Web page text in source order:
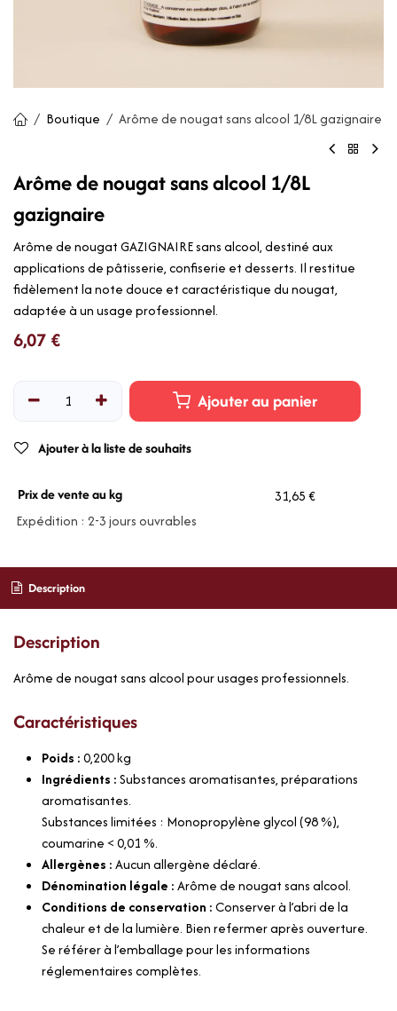
Boutique Arôme de nougat sans alcool 1/8L gazignaire
Arôme de nougat sans alcool 1/8L
gazignaire
Arôme de nougat GAZIGNAIRE sans alcool, destiné aux
applications de pâtisserie, confiserie et desserts. Il restitue
fidèlement la note douce et caractéristique du nougat,
adaptée à un usage professionnel.
6,07 €
Ajouter au panier
Ajouter à la liste de souhaits
Prix de vente au kg
31,65 €
Expédition : 2-3 jours ouvrables
Description
Description
Arôme de nougat sans alcool pour usages professionnels.
Caractéristiques
Poids :0,200kg
Ingrédients :Substances aromatisantes, préparations
aromatisantes.
Substances limitées : Monopropylène glycol (98 %),
coumarine < 0,01 %.
Allergènes :Aucun allergène déclaré.
Dénomination légale :Arôme de nougat sans alcool.
Conditions de conservation :Conserver à l’abri de la
chaleur et de la lumière. Bien refermer après ouverture.
Se référer à l’emballage pour les informations
réglementaires complètes.